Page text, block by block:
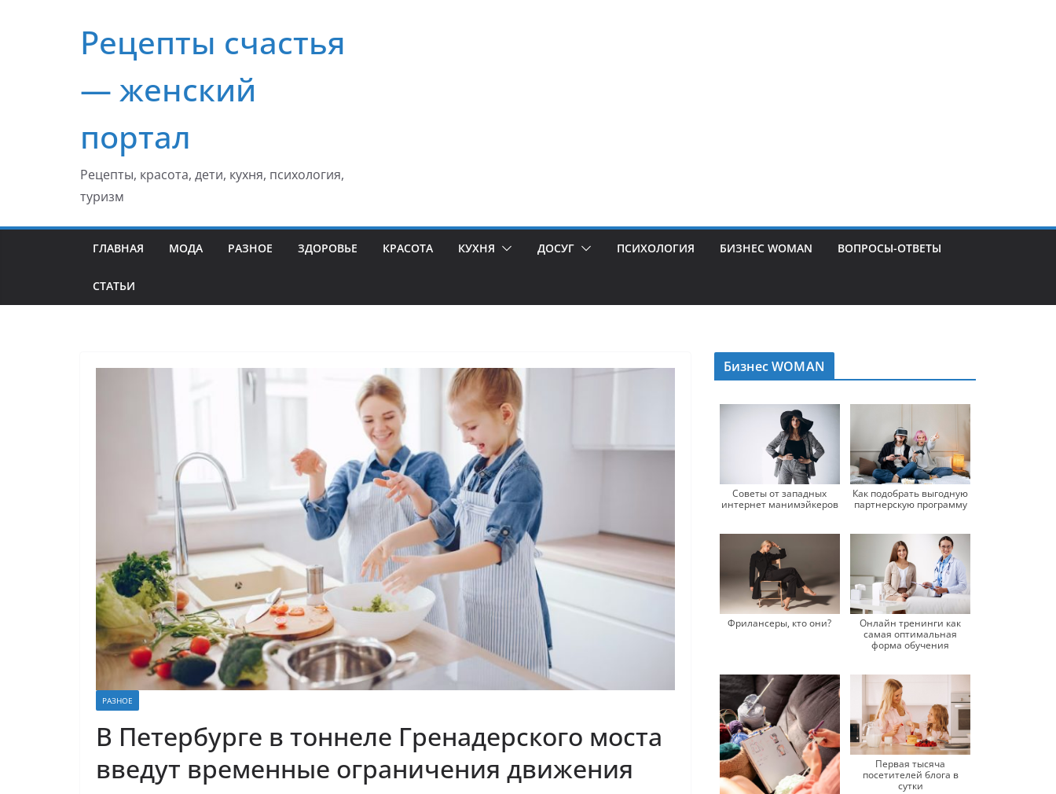
содержимомуРецепты счастья
— женский
портал
Рецепты, красота, дети, кухня, психология,
туризм
ГЛАВНАЯ МОДА РАЗНОЕ ЗДОРОВЬЕ КРАСОТА КУХНЯ ДОСУГ ПСИХОЛОГИЯ БИЗНЕС WOMAN ВОПРОСЫ-ОТВЕТЫ
СТАТЬИ
РАЗНОЕ
В Петербурге в тоннеле Гренадерского моста
введут временные ограничения движения
Бизнес WOMAN
Советы от западных
интернет манимэйкеров
Как подобрать выгодную
партнерскую программу
Фрилансеры, кто они?
Онлайн тренинги как
самая оптимальная
форма обучения
Первая тысяча
посетителей блога в
сутки